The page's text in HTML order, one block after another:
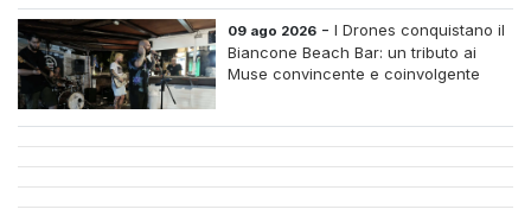
09 ago 2026 -I Drones conquistano il
Biancone Beach Bar: un tributo ai
Muse convincente e coinvolgente